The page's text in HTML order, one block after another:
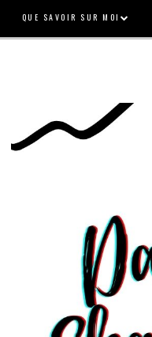
QUE SAVOIR SUR MOI